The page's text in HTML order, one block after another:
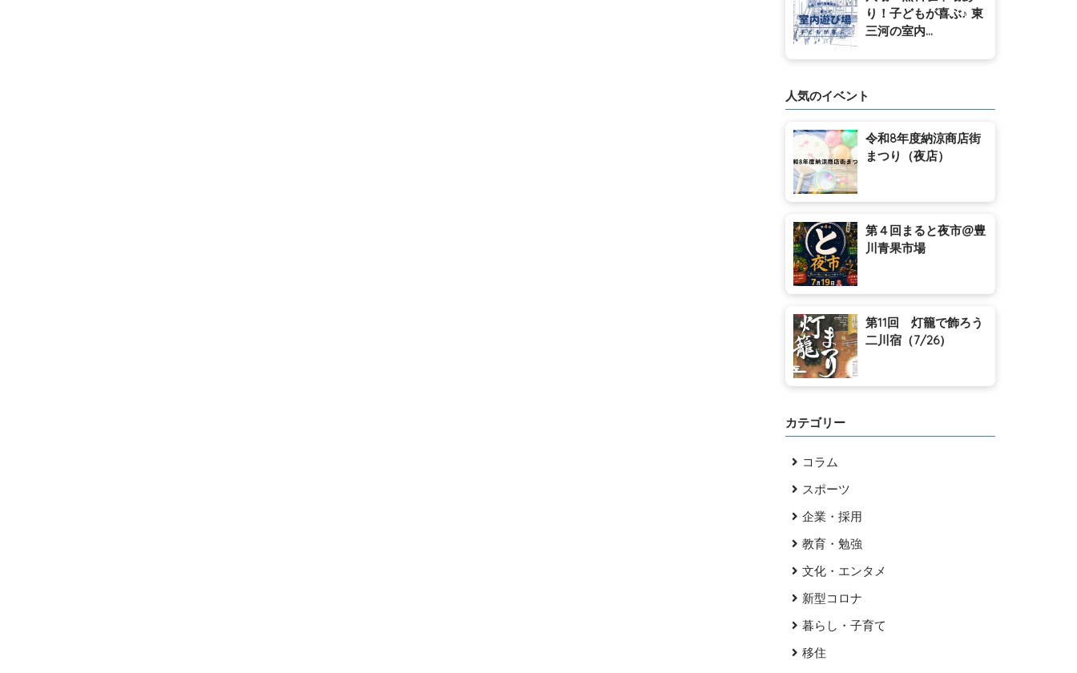
り！子どもが喜ぶ♪ 東
三河の室内...
人気のイベント
令和8年度納涼商店街
まつり（夜店）
第４回まると夜市@豊
川青果市場
第11回 灯籠で飾ろう
二川宿（7/26）
カテゴリー
コラム
スポーツ
企業・採用
教育・勉強
文化・エンタメ
新型コロナ
暮らし・子育て
移住